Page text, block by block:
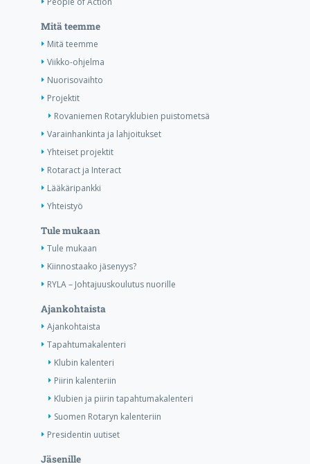
Mitä teemme
Mitä teemme
Viikko-ohjelma
Nuorisovaihto
Projektit
Rovaniemen Rotaryklubien puistometsä
Varainhankinta ja lahjoitukset
Yhteiset projektit
Rotaract ja Interact
Lääkäripankki
Yhteistyö
Tule mukaan
Tule mukaan
Kiinnostaako jäsenyys?
RYLA – Johtajuuskoulutus nuorille
Ajankohtaista
Ajankohtaista
Tapahtumakalenteri
Klubin kalenteri
Piirin kalenteriin
Klubien ja piirin tapahtumakalenteri
Suomen Rotaryn kalenteriin
Presidentin uutiset
Jäsenille